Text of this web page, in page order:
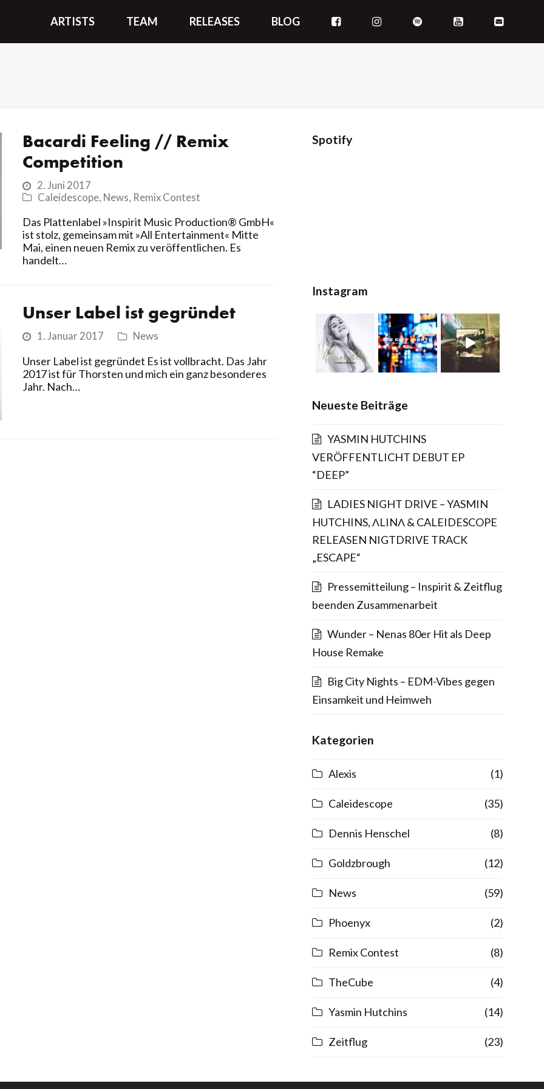
ARTISTS TEAM RELEASES BLOG
Bacardi Feeling // Remix
Competition
2. Juni 2017
Caleidescope, News, Remix Contest
Das Plattenlabel »Inspirit Music Production® GmbH«
ist stolz, gemeinsam mit »All Entertainment« Mitte
Mai, einen neuen Remix zu veröffentlichen. Es
handelt…
Unser Label ist gegründet
1. Januar 2017 News
Unser Label ist gegründet Es ist vollbracht. Das Jahr
2017 ist für Thorsten und mich ein ganz besonderes
Jahr. Nach…
Spotify
Instagram
Neueste Beiträge
YASMIN HUTCHINS
VERÖFFENTLICHT DEBUT EP
“DEEP”
LADIES NIGHT DRIVE – YASMIN
HUTCHINS, ΛLINΛ & CALEIDESCOPE
RELEASEN NIGTDRIVE TRACK
„ESCAPE“
Pressemitteilung – Inspirit & Zeitflug
beenden Zusammenarbeit
Wunder – Nenas 80er Hit als Deep
House Remake
Big City Nights – EDM-Vibes gegen
Einsamkeit und Heimweh
Kategorien
Alexis (1)
Caleidescope (35)
Dennis Henschel (8)
Goldzbrough (12)
News (59)
Phoenyx (2)
Remix Contest (8)
TheCube (4)
Yasmin Hutchins (14)
Zeitflug (23)